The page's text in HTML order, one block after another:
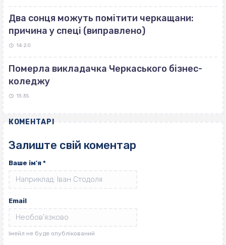
Два сонця можуть помітити черкащани:
причина у спеці (виправлено)
14:20
Померла викладачка Черкаського бізнес-
коледжу
13:35
КОМЕНТАРІ
Залиште свій коментар
Ваше ім'я *
Email